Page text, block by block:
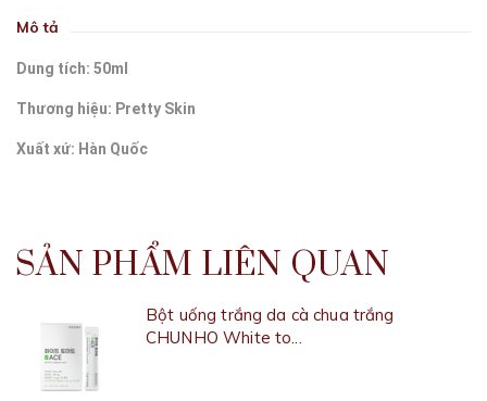
Mô tả
Dung tích: 50ml
Thương hiệu: Pretty Skin
Xuất xứ: Hàn Quốc
SẢN PHẨM LIÊN QUAN
Bột uống trắng da cà chua trắng
CHUNHO White to...